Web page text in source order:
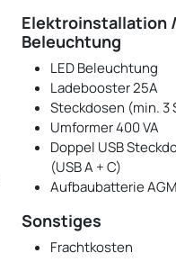
Elektroinstallation /
Beleuchtung
LED Beleuchtung
Ladebooster 25A
Steckdosen (min. 3
Umformer 400 VA
Doppel USB
(USB A + C)
Aufbaubatterie
Sonstiges
Frachtkosten